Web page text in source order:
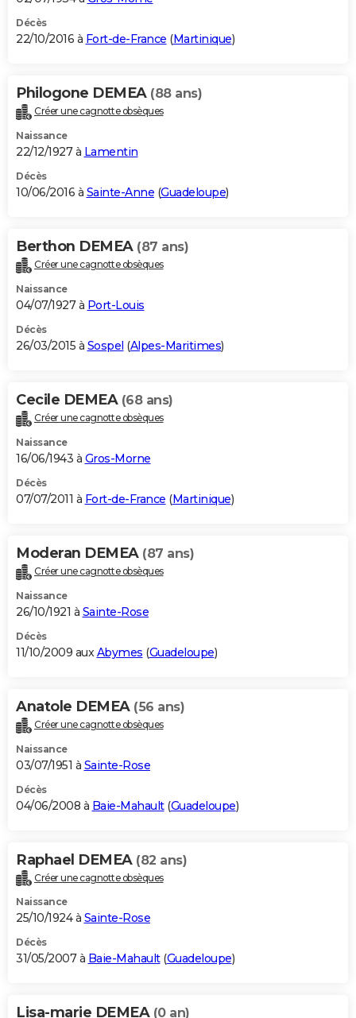
Décès
22/10/2016 à Fort-de-France (Martinique)
Philogone DEMEA (88 ans)
Créer une cagnotte obsèques
Naissance
22/12/1927 à Lamentin
Décès
10/06/2016 à Sainte-Anne (Guadeloupe)
Berthon DEMEA (87 ans)
Créer une cagnotte obsèques
Naissance
04/07/1927 à Port-Louis
Décès
26/03/2015 à Sospel (Alpes-Maritimes)
Cecile DEMEA (68 ans)
Créer une cagnotte obsèques
Naissance
16/06/1943 à Gros-Morne
Décès
07/07/2011 à Fort-de-France (Martinique)
Moderan DEMEA (87 ans)
Créer une cagnotte obsèques
Naissance
26/10/1921 à Sainte-Rose
Décès
11/10/2009 auxAbymes (Guadeloupe)
Anatole DEMEA (56 ans)
Créer une cagnotte obsèques
Naissance
03/07/1951 à Sainte-Rose
Décès
04/06/2008 à Baie-Mahault(Guadeloupe)
Raphael DEMEA (82 ans)
Créer une cagnotte obsèques
Naissance
25/10/1924 à Sainte-Rose
Décès
31/05/2007 à Baie-Mahault(Guadeloupe)
Lisa-marie DEMEA (0 an)